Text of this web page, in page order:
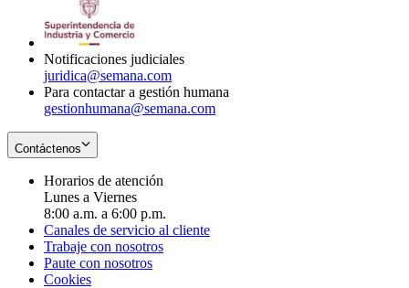
Notificaciones judiciales
juridica@semana.com
Para contactar a gestión humana
gestionhumana@semana.com
Contáctenos
Horarios de atención
Lunes a Viernes
8:00 a.m. a 6:00 p.m.
Canales de servicio al cliente
Trabaje con nosotros
Paute con nosotros
Cookies